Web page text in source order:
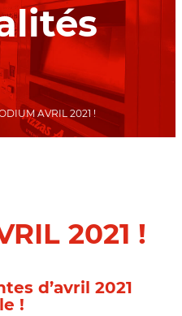
AVRIL 2021 !
2021 !
d’avril 2021
!